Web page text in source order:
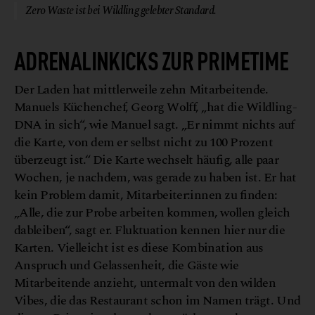
Zero Waste ist bei Wildling gelebter Standard.
ADRENALINKICKS ZUR PRIMETIME
Der Laden hat mittlerweile zehn Mitarbeitende.
Manuels Küchenchef, Georg Wolff, „hat die Wildling-
DNA in sich“, wie Manuel sagt. „Er nimmt nichts auf
die Karte, von dem er selbst nicht zu 100 Prozent
überzeugt ist.“ Die Karte wechselt häufig, alle paar
Wochen, je nachdem, was gerade zu haben ist. Er hat
kein Problem damit, Mitarbeiter:innen zu finden:
„Alle, die zur Probe arbeiten kommen, wollen gleich
dableiben“, sagt er. Fluktuation kennen hier nur die
Karten. Vielleicht ist es diese Kombination aus
Anspruch und Gelassenheit, die Gäste wie
Mitarbeitende anzieht, untermalt von den wilden
Vibes, die das Restaurant schon im Namen trägt. Und